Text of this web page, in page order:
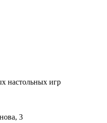
настольных игр
3